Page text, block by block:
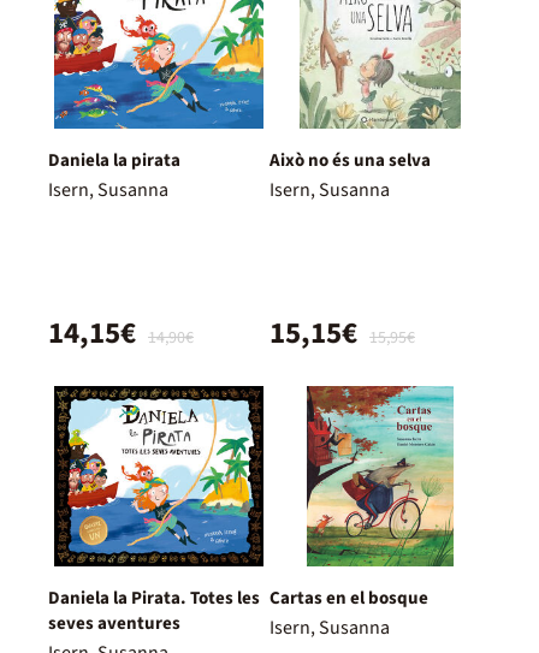
Daniela la pirata
Isern, Susanna
14,90€
14,15€
Això no és una selva
Isern, Susanna
15,95€
15,15€
Daniela la Pirata. Totes les
seves aventures
Cartas en el bosque
Isern, Susanna